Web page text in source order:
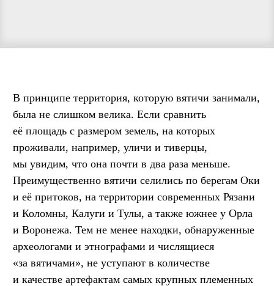
В принципе территория, которую вятичи занимали,
была не слишком велика. Если сравнить
её площадь с размером земель, на которых
проживали, например, уличи и тиверцы,
мы увидим, что она почти в два раза меньше.
Преимущественно вятичи селились по берегам Оки
и её притоков, на территории современных Рязани
и Коломны, Калуги и Тулы, а также южнее у Орла
и Воронежа. Тем не менее находки, обнаруженные
археологами и этнографами и числящиеся
«за вятичами», не уступают в количестве
и качестве артефактам самых крупных племенных